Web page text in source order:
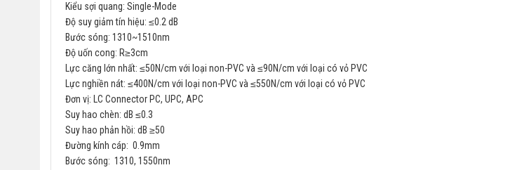
Kiểu sợi quang: Single-Mode
Độ suy giảm tín hiệu: ≤0.2 dB
Bước sóng: 1310~1510nm
Độ uốn cong: R≥3cm
Lực căng lớn nhất: ≤50N/cm với loại non-PVC và ≤90N/cm với loại có vỏ PVC
Lực nghiền nát: ≤400N/cm với loại non-PVC và ≤550N/cm với loại có vỏ PVC
Đơn vị: LC Connector PC, UPC, APC
Suy hao chèn: dB ≤0.3
Suy hao phản hồi: dB ≥50
Đường kính cáp: 0.9mm
Bước sóng: 1310, 1550nm